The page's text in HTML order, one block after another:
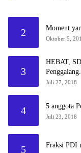
2 Moment
Oktober 5,
3
HEBAT,
Penggalang.
Juli 27, 2018
4 5 anggota
Juli 23, 2018
5 Fraksi PDI